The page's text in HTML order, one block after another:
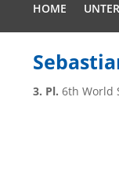
HOME
3. Pl. 6th World